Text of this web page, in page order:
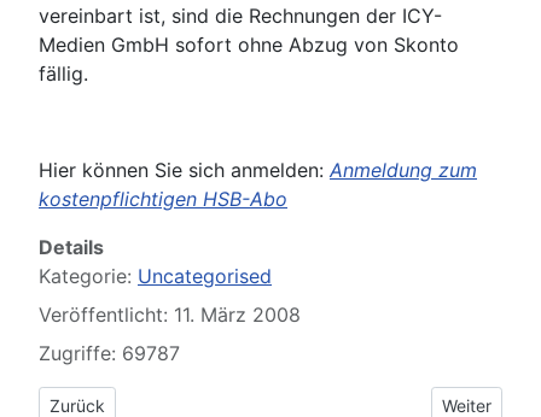
vereinbart ist, sind die Rechnungen der ICY-
Medien GmbH sofort ohne Abzug von Skonto
fällig.
Hier können Sie sich anmelden: Anmeldung zum
kostenpflichtigen HSB-Abo
Details
Kategorie: Uncategorised
Veröffentlicht: 11. März 2008
Zugriffe: 69787
Vorheriger Beitrag: Publikumsmeinungen
Zurück Nächster
Weiter